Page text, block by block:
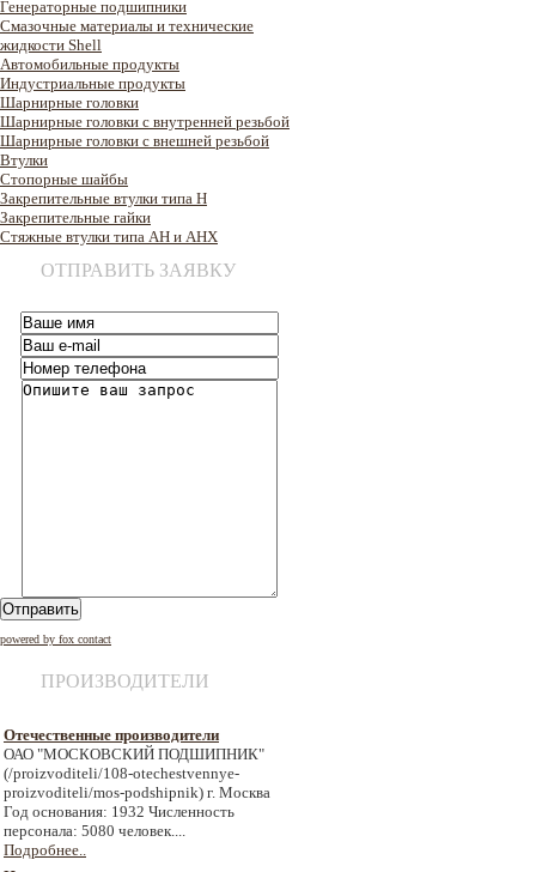
Генераторные подшипники
Смазочные материалы и технические
жидкости Shell
Автомобильные продукты
Индустриальные продукты
Шарнирные головки
Шарнирные головки с внутренней резьбой
Шарнирные головки с внешней резьбой
Втулки
Стопорные шайбы
Закрепительные втулки типа H
Закрепительные гайки
Стяжные втулки типа AH и AHX
ОТПРАВИТЬ ЗАЯВКУ
Отправить
powered by fox contact
ПРОИЗВОДИТЕЛИ
Отечественные производители
ОАО "МОСКОВСКИЙ ПОДШИПНИК"
(/proizvoditeli/108-otechestvennye-
proizvoditeli/mos-podshipnik) г. Москва
Год основания: 1932 Численность
персонала: 5080 человек....
Подробнее..